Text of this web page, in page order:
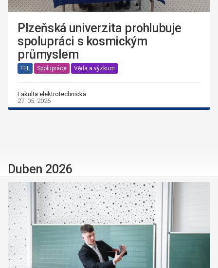
Plzeňská univerzita prohlubuje
spolupráci s kosmickým
průmyslem
FEL Spolupráce Věda a výzkum
Fakulta elektrotechnická
27. 05. 2026
Duben 2026